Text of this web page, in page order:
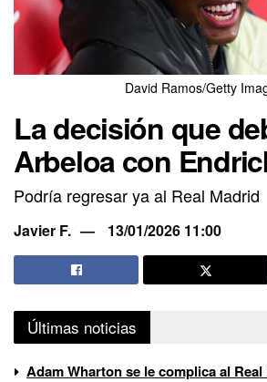
David Ramos/Getty
La decisión que
Arbeloa con
Podría regresar ya al Real Madrid
Javier F. 13/01/2026 11:00
Últimas noticias
Adam Wharton se le complica al